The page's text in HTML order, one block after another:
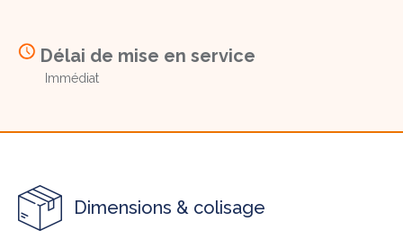
Délai de mise en service
Immédiat
Dimensions & colisage